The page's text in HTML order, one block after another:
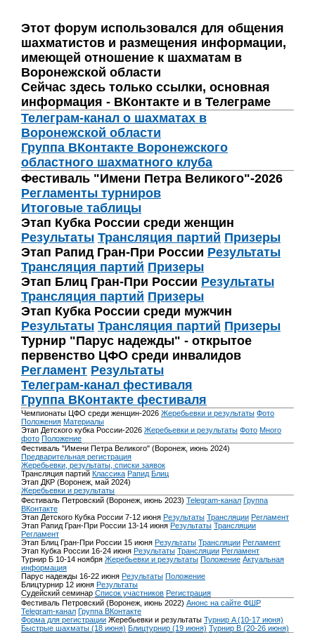
Этот форум использовался для общения
шахматистов и размещения информации,
имеющей отношение к шахматам в
Воронежской области
Сейчас здесь только ссылки, основная
информация - ВКонтакте и в Телеграме
Телеграм-канал о шахматах в
Воронежской области
Группа ВКонтакте Воронежского
областного шахматного клуба
Фестиваль "Имени Петра Великого"-2026
Регламенты турниров
Итоговые таблицы
Этап Кубка России среди женщин
Результаты Трансляция партий Призеры
Этап Рапид Гран-При России Результаты
Трансляция партий Призеры
Этап Блиц Гран-При России Результаты
Трансляция партий Призеры
Этап Кубка России среди мужчин
Результаты Трансляция партий Призеры
Турнир "Парус надежды" - открытое
первенство ЦФО среди инвалидов
Регламент Результаты
Телеграм-канал фестиваля
Группа ВКонтакте фестиваля
Чемпионаты ЦФО среди женщин-2026 Жеребьевки и результаты Фото
Положения Материалы
Этап Детского кубка России-2026 Жеребьевки и результаты Фото Много
фото Положение
Фестиваль "Имени Петра Великого" (Воронеж, июнь 2024)
Предварительная регистрация
Жеребьевки, результаты, списки заявок
Трансляция партий Классика Рапид Блиц
Этап ДКР (Воронеж, май 2024)
Жеребьевки и результаты
Фестиваль Петровский (Воронеж, июнь 2023) Telegram-канал Группа
ВКонтакте
Этап Детского Кубка России 7-12 июня Результаты Трансляции Регламент
Этап Рапид Гран-При России 13-14 июня Результаты Трансляции
Регламент
Этап Блиц Гран-При России 15 июня Результаты Трансляции Регламент
Этап Кубка России 16-24 июня Результаты Трансляции Регламент
Турнир Б 10-14 ноября Жеребьевки и результаты Положение Актуальная
информация
Парус надежды 16-22 июня Результаты Положение
Блицтурнир 12 июня Результаты
Судейский семинар Список участников Регистрация
Фестиваль Петровский (Воронеж, июнь 2022) Анонс на сайте ФШР
Telegram-канал Группа ВКонтакте
Форма для регистрации Жеребьевки и результаты Турнир A (10-17 июня)
Быстрые шахматы (18 июня) Блицтурнир (19 июня) Турнир B (20-26 июня)